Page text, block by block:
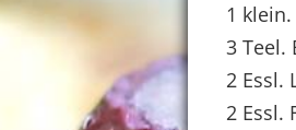
1
3 Teel.
2 Essl.
2 Essl.